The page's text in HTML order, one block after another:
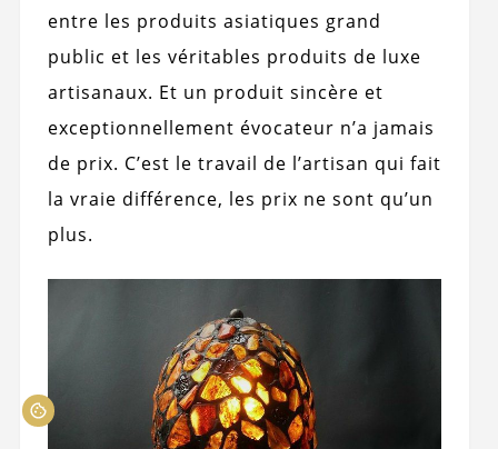
entre les produits asiatiques grand
public et les véritables produits de luxe
artisanaux. Et un produit sincère et
exceptionnellement évocateur n’a jamais
de prix. C’est le travail de l’artisan qui fait
la vraie différence, les prix ne sont qu’un
plus.